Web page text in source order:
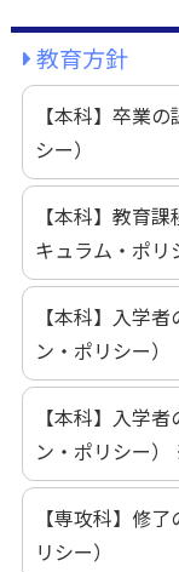
教育方針
【本科】卒業
シー）
【本科】教育
キュラム・ポリ
【本科】入学
ン・ポリシー）
【本科】入学
ン・ポリシー
【専攻科】修
リシー）